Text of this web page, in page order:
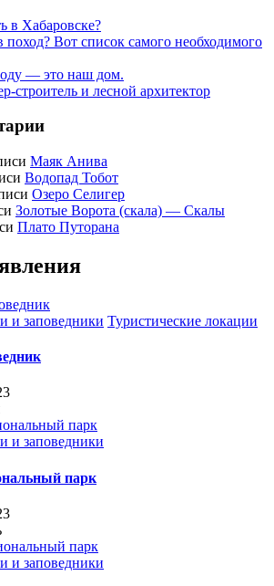
в Хабаровске?
поход? Вот список самого необходимого
— это наш дом.
строитель и лесной архитектор
Маяк Анива
Водопад Тобот
Озеро Селигер
Золотые Ворота (скала) — Скалы
Плато Путорана
и заповедники Туристические локации
и заповедники
парк
и заповедники